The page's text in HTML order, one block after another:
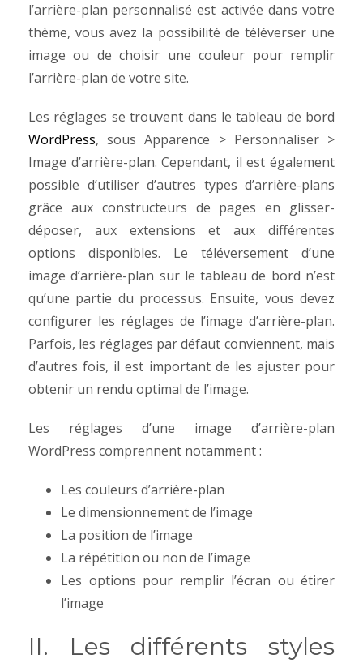
l’arrière-plan personnalisé est activée dans votre
thème, vous avez la possibilité de téléverser une
image ou de choisir une couleur pour remplir
l’arrière-plan de votre site.
Les réglages se trouvent dans le tableau de bord
WordPress, sous Apparence > Personnaliser >
Image d’arrière-plan. Cependant, il est également
possible d’utiliser d’autres types d’arrière-plans
grâce aux constructeurs de pages en glisser-
déposer, aux extensions et aux différentes
options disponibles. Le téléversement d’une
image d’arrière-plan sur le tableau de bord n’est
qu’une partie du processus. Ensuite, vous devez
configurer les réglages de l’image d’arrière-plan.
Parfois, les réglages par défaut conviennent, mais
d’autres fois, il est important de les ajuster pour
obtenir un rendu optimal de l’image.
Les réglages d’une image d’arrière-plan
WordPress comprennent notamment :
Les couleurs d’arrière-plan
Le dimensionnement de l’image
La position de l’image
La répétition ou non de l’image
Les options pour remplir l’écran ou étirer
l’image
II. Les différents styles